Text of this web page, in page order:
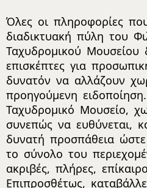
Όλες οι πληροφορίες
διαδικτυακή πύλη του
Ταχυδρομικού Μουσείου
επισκέπτες για
δυνατόν να αλλάζουν
προηγούμενη
Ταχυδρομικό Μουσείο,
συνεπώς να ευθύνεται,
δυνατή προσπάθεια
το σύνολο του
ακριβές, πλήρες,
Επιπροσθέτως,